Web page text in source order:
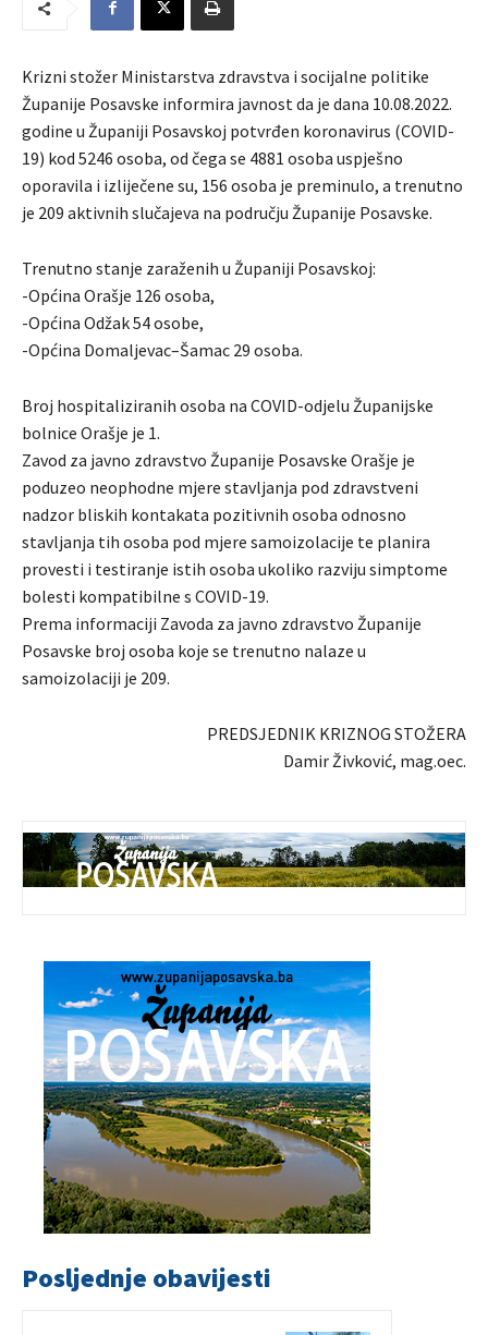
Krizni stožer Ministarstva zdravstva i socijalne politike
Županije Posavske informira javnost da je dana 10.08.2022.
godine u Županiji Posavskoj potvrđen koronavirus (COVID-
19) kod 5246 osoba, od čega se 4881 osoba uspješno
oporavila i izliječene su, 156 osoba je preminulo, a trenutno
je 209 aktivnih slučajeva na području Županije Posavske.
Trenutno stanje zaraženih u Županiji Posavskoj:
-Općina Orašje 126 osoba,
-Općina Odžak 54 osobe,
-Općina Domaljevac–Šamac 29 osoba.
Broj hospitaliziranih osoba na COVID-odjelu Županijske
bolnice Orašje je 1.
Zavod za javno zdravstvo Županije Posavske Orašje je
poduzeo neophodne mjere stavljanja pod zdravstveni
nadzor bliskih kontakata pozitivnih osoba odnosno
stavljanja tih osoba pod mjere samoizolacije te planira
provesti i testiranje istih osoba ukoliko razviju simptome
bolesti kompatibilne s COVID-19.
Prema informaciji Zavoda za javno zdravstvo Županije
Posavske broj osoba koje se trenutno nalaze u
samoizolaciji je 209.
PREDSJEDNIK KRIZNOG STOŽERA
Damir Živković, mag.oec.
Posljednje obavijesti